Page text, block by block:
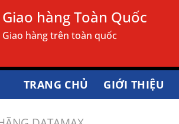
Giao hàng Toàn Quốc
Giao hàng trên toàn quốc
TRANG CHỦ GIỚI THIỆU